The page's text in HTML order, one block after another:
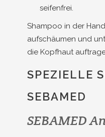
seifenfrei.
Shampoo in der
aufschäumen und
die Kopfhaut
SPEZIELLE
SEBAMED
SEBAMED